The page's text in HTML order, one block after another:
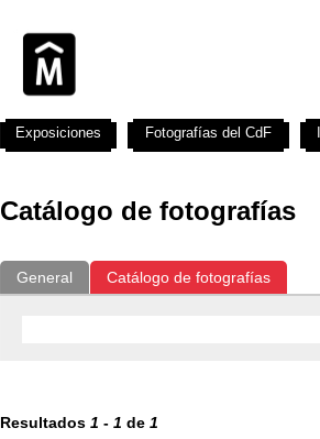
Catálogo de fotografías
General Catálogo de fotografías
Resultados 1 - 1 de 1
Exposiciones Fotografías del CdF